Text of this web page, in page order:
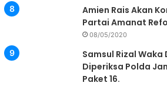
Amien Rais Akan
Partai Amanat
08/05/2020
Samsul Rizal Waka
Diperiksa Polda
Paket 16.